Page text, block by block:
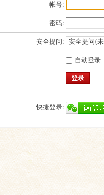
帐号:
密码:
安全提问:
自动登录
登录
快捷登录: